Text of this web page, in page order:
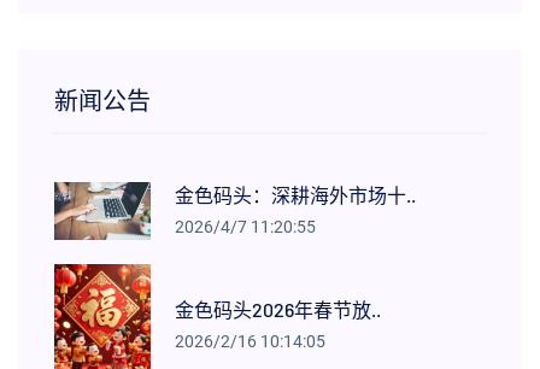
新闻公告
金色码头：深耕海外市场十..
2026/4/7 11:20:55
金色码头2026年春节放..
2026/2/16 10:14:05